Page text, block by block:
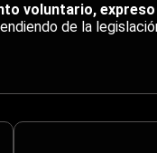
voluntario,
de la